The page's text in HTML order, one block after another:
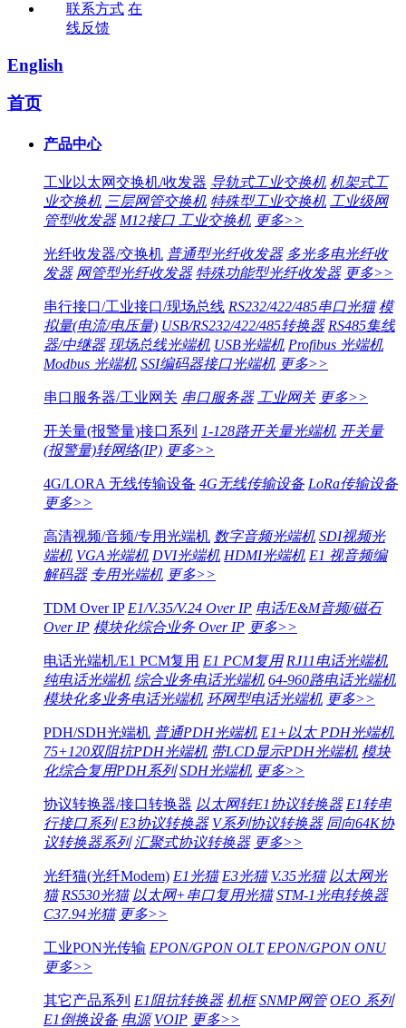
联系方式 在
线反馈
English
首页
产品中心
工业以太网交换机/收发器 导轨式工业交换机 机架式工
业交换机 三层网管交换机 特殊型工业交换机 工业级网
管型收发器 M12接口 工业交换机 更多>>
光纤收发器/交换机 普通型光纤收发器 多光多电光纤收
发器 网管型光纤收发器 特殊功能型光纤收发器 更多>>
串行接口/工业接口/现场总线 RS232/422/485串口光猫 模
拟量(电流/电压量) USB/RS232/422/485转换器 RS485集线
器/中继器 现场总线光端机 USB光端机 Profibus 光端机
Modbus 光端机 SSI编码器接口光端机 更多>>
串口服务器/工业网关 串口服务器 工业网关 更多>>
开关量(报警量)接口系列 1-128路开关量光端机 开关量
(报警量)转网络(IP) 更多>>
4G/LORA 无线传输设备 4G无线传输设备 LoRa传输设备
更多>>
高清视频/音频/专用光端机 数字音频光端机 SDI视频光
端机 VGA光端机 DVI光端机 HDMI光端机 E1 视音频编
解码器 专用光端机 更多>>
TDM Over IP E1/V.35/V.24 Over IP 电话/E&M音频/磁石
Over IP 模块化综合业务 Over IP 更多>>
电话光端机/E1 PCM复用 E1 PCM复用 RJ11电话光端机
纯电话光端机 综合业务电话光端机 64-960路电话光端机
模块化多业务电话光端机 环网型电话光端机 更多>>
PDH/SDH光端机 普通PDH光端机 E1+以太 PDH光端机
75+120双阻抗PDH光端机 带LCD显示PDH光端机 模块
化综合复用PDH系列 SDH光端机 更多>>
协议转换器/接口转换器 以太网转E1协议转换器 E1转串
行接口系列 E3协议转换器 V系列协议转换器 同向64K协
议转换器系列 汇聚式协议转换器 更多>>
光纤猫(光纤Modem) E1光猫 E3光猫 V.35光猫 以太网光
猫 RS530光猫 以太网+串口复用光猫 STM-1光电转换器
C37.94光猫 更多>>
工业PON光传输 EPON/GPON OLT EPON/GPON ONU
更多>>
其它产品系列 E1阻抗转换器 机框 SNMP网管 OEO 系列
E1倒换设备 电源 VOIP 更多>>